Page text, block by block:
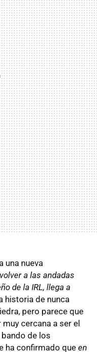
una nueva
a las andadas
de la IRL, llega a
historia de nunca
pero parece que
cercana a ser el
de los
ha confirmado que en